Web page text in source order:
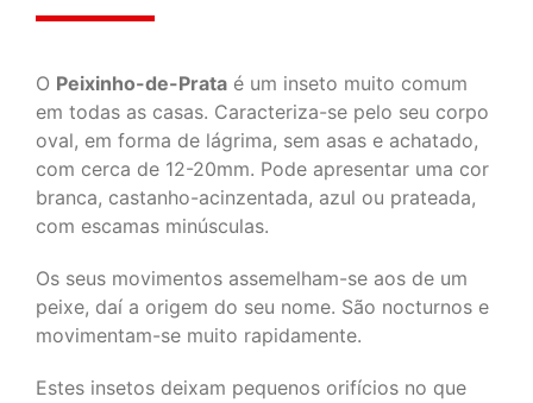
O Peixinho-de-Prata é um inseto muito comum
em todas as casas. Caracteriza-se pelo seu corpo
oval, em forma de lágrima, sem asas e achatado,
com cerca de 12-20mm. Pode apresentar uma cor
branca, castanho-acinzentada, azul ou prateada,
com escamas minúsculas.
Os seus movimentos assemelham-se aos de um
peixe, daí a origem do seu nome. São nocturnos e
movimentam-se muito rapidamente.
Estes insetos deixam pequenos orifícios no que